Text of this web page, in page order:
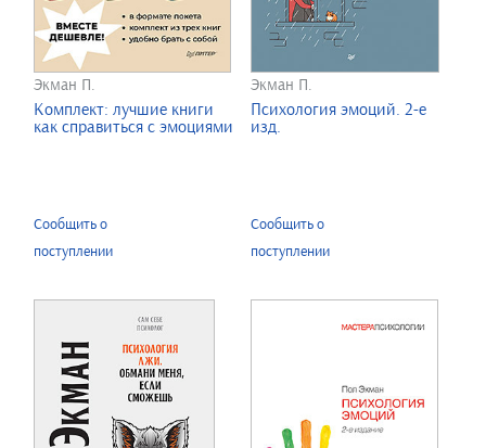
Экман П.
Комплект: лучшие книги
как справиться с эмоциями
Сообщить о
поступлении
Экман П.
Психология эмоций. 2-е
изд.
Сообщить о
поступлении